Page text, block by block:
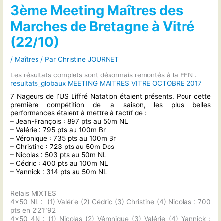
3ème Meeting Maîtres des
Marches de Bretagne à Vitré
(22/10)
/ Maîtres / ParChristine JOURNET
Les résultats complets sont désormais remontés à la FFN :
resultats_globaux MEETING MAITRES VITRE OCTOBRE 2017
7 Nageurs de l’US Liffré Natation étaient présents. Pour cette
première compétition de la saison, les plus belles
performances étaient à mettre à l’actif de :
– Jean-François : 897 pts au 50m NL
– Valérie : 795 pts au 100m Br
– Véronique : 735 pts au 100m Br
– Christine : 723 pts au 50m Dos
– Nicolas : 503 pts au 50m NL
– Cédric : 400 pts au 100m NL
– Yannick : 314 pts au 50m NL
Relais MIXTES
4×50 NL : (1) Valérie (2) Cédric (3) Christine (4) Nicolas : 700
pts en 2’21″92
4×50 4N : (1) Nicolas (2) Véronique (3) Valérie (4) Yannick :